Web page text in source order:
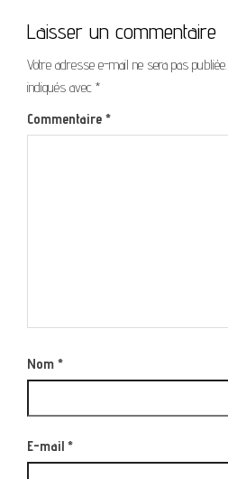
Laisser un commentaire
Votre adresse e-mail ne sera pas publiée.
indiqués avec *
Commentaire *
Nom *
E-mail *